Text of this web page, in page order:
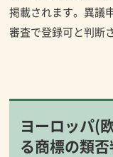
掲載されます。異議
審査で登録可と判断
ヨーロッパ(
る商標の類